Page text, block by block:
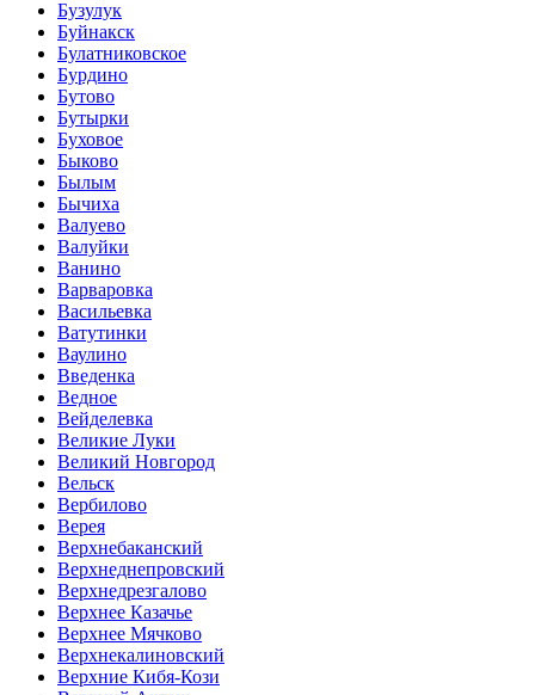
Бузулук
Буйнакск
Булатниковское
Бурдино
Бутово
Бутырки
Буховое
Быково
Былым
Бычиха
Валуево
Валуйки
Ванино
Варваровка
Васильевка
Ватутинки
Ваулино
Введенка
Ведное
Вейделевка
Великие Луки
Великий Новгород
Вельск
Вербилово
Верея
Верхнебаканский
Верхнеднепровский
Верхнедрезгалово
Верхнее Казачье
Верхнее Мячково
Верхнекалиновский
Верхние Кибя-Кози